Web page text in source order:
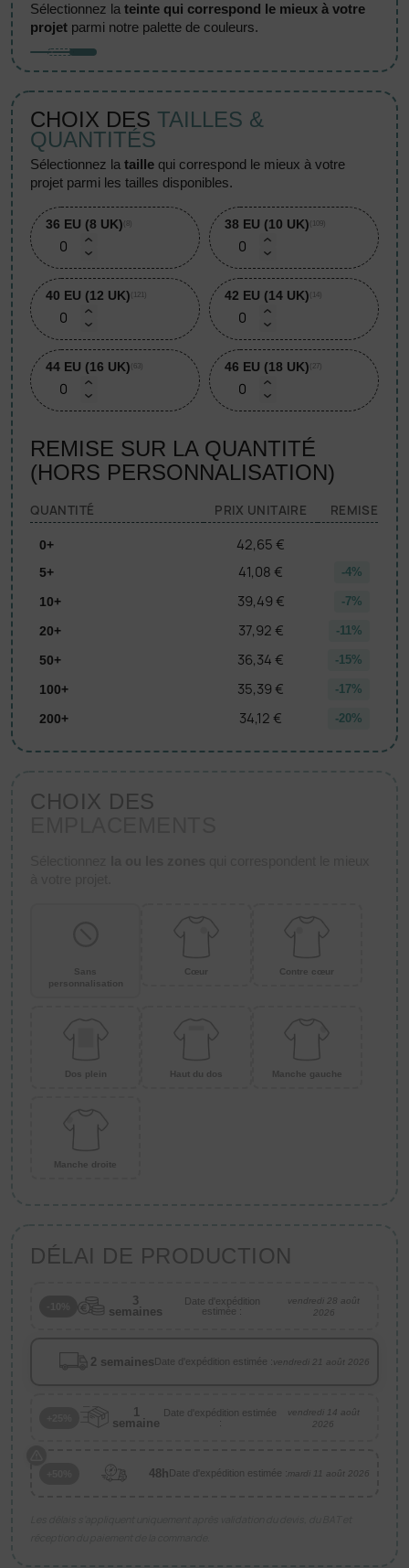
sélectionnez lateinte qui correspond le mieux à votre
projet parmi notre palette de couleurs.
CHOIX DES TAILLES &
QUANTITÉS
sélectionnez lataille qui correspond le mieux à votre
projet parmi les tailles disponibles.
36 EU (8 UK) (8) 38 EU (10 UK) (109)
40 EU (12 UK) (121) 42 EU (14 UK) (14)
44 EU (16 UK) (63) 46 EU (18 UK) (27)
REMISE SUR LA QUANTITÉ
(HORS PERSONNALISATION)
QUANTITÉ PRIX UNITAIRE REMISE
0+ 42,65 €
5+ 41,08 € -4%
10+ 39,49 € -7%
20+ 37,92 € -11%
50+ 36,34 € -15%
100+ 35,39 € -17%
200+ 34,12 € -20%
CHOIX DES
Sans
personnalisation
Cœur Contre cœur
Dos plein Haut du dos Manche gauche
Manche droite
DÉLAI DE PRODUCTION
3
semaines
Date d'expédition
estimée :
vendredi 28 août
2026
2 semaines Date d'expédition estimée :vendredi 21 août 2026
1
semaine
Date d'expédition estimée
:
vendredi 14 août
2026
48h Date d'expédition estimée :mardi 11 août 2026